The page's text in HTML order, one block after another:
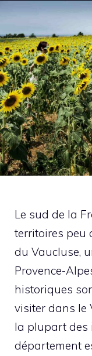
Le sud de la
territoires peu
du Vaucluse,
Provence-
historiques
visiter dans le
la plupart des
département